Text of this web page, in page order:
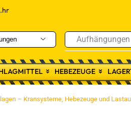
Aufhängungen
HEBEZEUGE
– Kransysteme, Hebezeuge und